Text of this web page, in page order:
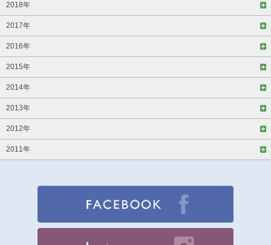
2018年
2017年
2016年
2015年
2014年
2013年
2012年
2011年